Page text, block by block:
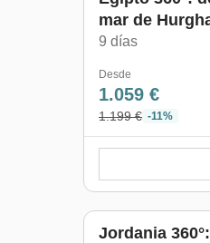
mar de
9 días
Desde
1.059 €
1.199 € -11%
Jordania